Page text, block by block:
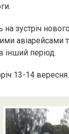
зустріч
авіарейсами
інший період.
13-14 вересня.